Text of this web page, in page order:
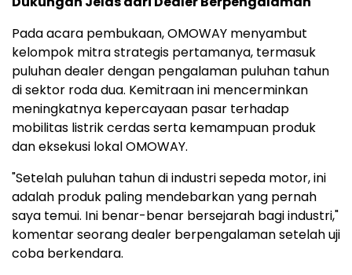
Pada acara pembukaan, OMOWAY menyambut
kelompok mitra strategis pertamanya, termasuk
puluhan dealer dengan pengalaman puluhan tahun
di sektor roda dua. Kemitraan ini mencerminkan
meningkatnya kepercayaan pasar terhadap
mobilitas listrik cerdas serta kemampuan produk
dan eksekusi lokal OMOWAY.
"Setelah puluhan tahun di industri sepeda motor, ini
adalah produk paling mendebarkan yang pernah
saya temui. Ini benar-benar bersejarah bagi industri,"
komentar seorang dealer berpengalaman setelah uji
coba berkendara.